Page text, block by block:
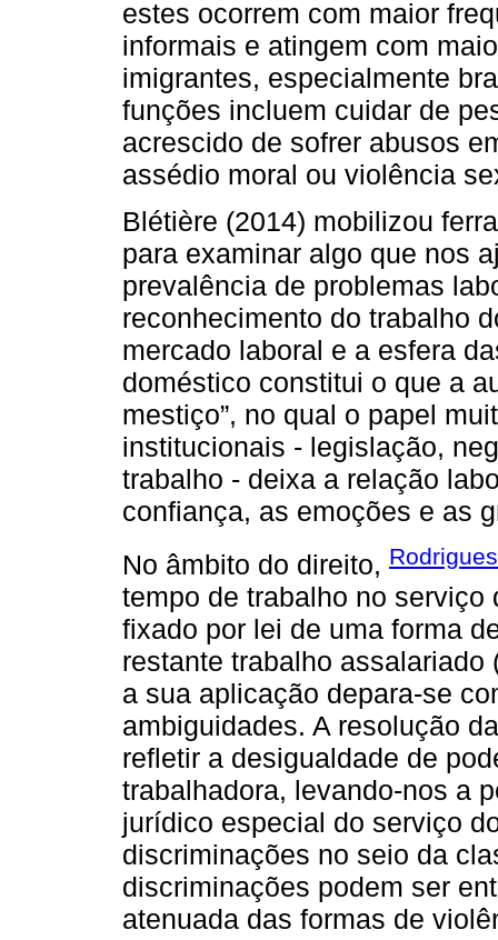
estes ocorrem com maior
informais e atingem com
imigrantes, especialmente
funções incluem cuidar de
acrescido de sofrer abusos
assédio moral ou violência
Blétière (2014) mobilizou
para examinar algo que nos
prevalência de problemas
reconhecimento do trabalho
mercado laboral e a esfera
doméstico constitui o que a
mestiço”, no qual o papel
institucionais - legislação,
trabalho - deixa a relação
confiança, as emoções e as
No âmbito do direito,
tempo de trabalho no
fixado por lei de uma forma
restante trabalho
a sua aplicação depara-se
ambiguidades. A resolução
refletir a desigualdade de
trabalhadora, levando-nos a
jurídico especial do serviço
discriminações no seio da
discriminações podem ser
atenuada das formas de